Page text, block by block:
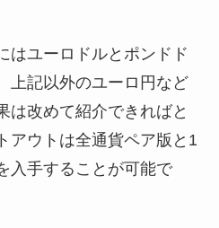
はユーロドルとポンドド
上記以外のユーロ円など
は改めて紹介できればと
アウトは全通貨ペア版と1
入手することが可能で